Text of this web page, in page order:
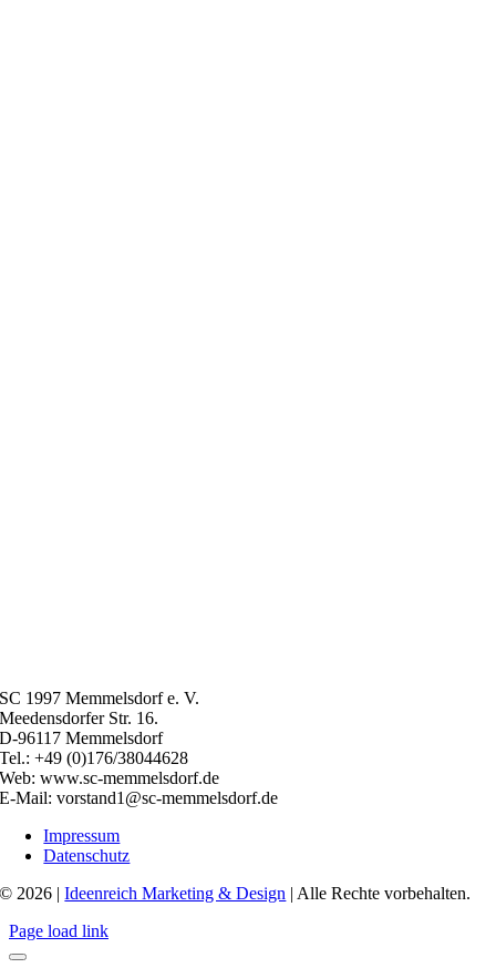
SC 1997 Memmelsdorf e. V.
Meedensdorfer Str. 16.
D-96117 Memmelsdorf
Tel.: +49 (0)176/38044628
Web: www.sc-memmelsdorf.de
E-Mail: vorstand1@sc-memmelsdorf.de
Impressum
Datenschutz
© 2026 |Ideenreich Marketing & Design | Alle Rechte vorbehalten.
Page load link